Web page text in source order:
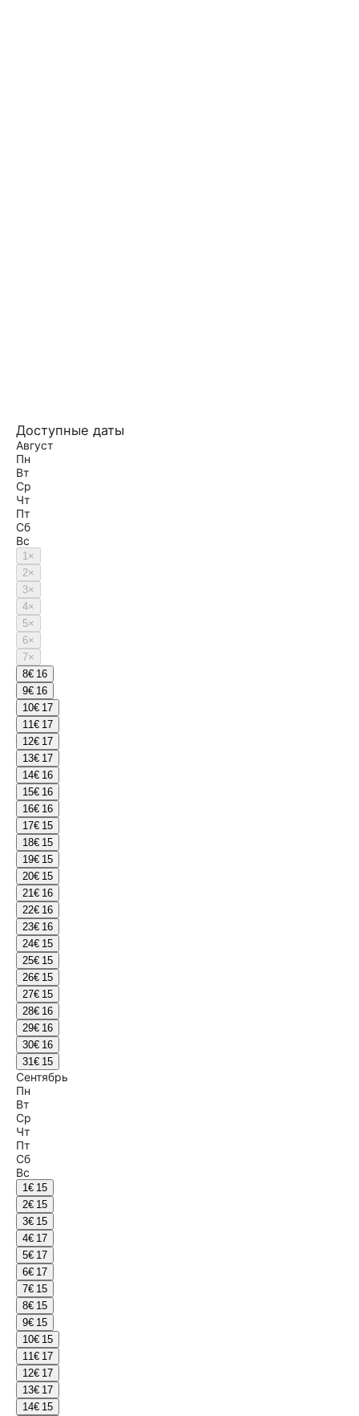
Доступные даты
Август
Пн
Вт
Ср
Чт
Пт
Сб
Вс
1×
2×
3×
4×
5×
6×
7×
8€ 16
9€ 16
10€ 17
11€ 17
12€ 17
13€ 17
14€ 16
15€ 16
16€ 16
17€ 15
18€ 15
19€ 15
20€ 15
21€ 16
22€ 16
23€ 16
24€ 15
25€ 15
26€ 15
27€ 15
28€ 16
29€ 16
30€ 16
31€ 15
Сентябрь
Пн
Вт
Ср
Чт
Пт
Сб
Вс
1€ 15
2€ 15
3€ 15
4€ 17
5€ 17
6€ 17
7€ 15
8€ 15
9€ 15
10€ 15
11€ 17
12€ 17
13€ 17
14€ 15